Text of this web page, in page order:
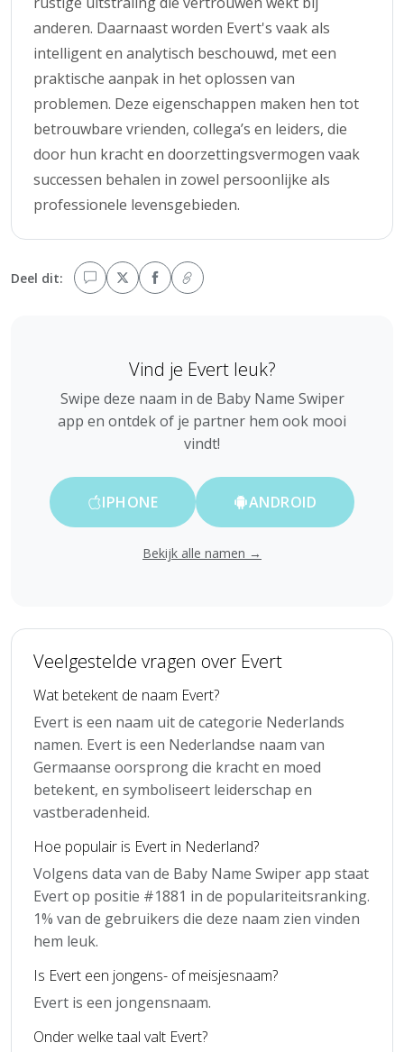
anderen. Daarnaast worden Evert's vaak als
intelligent en analytisch beschouwd, met een
praktische aanpak in het oplossen van
problemen. Deze eigenschappen maken hen tot
betrouwbare vrienden, collega’s en leiders, die
door hun kracht en doorzettingsvermogen vaak
successen behalen in zowel persoonlijke als
professionele levensgebieden.
Deel dit:
Vind je Evert leuk?
Swipe deze naam in de Baby Name Swiper
app en ontdek of je partner hem ook mooi
vindt!
IPHONE ANDROID
Bekijk alle namen →
Veelgestelde vragen over Evert
Wat betekent de naam Evert?
Evert is een naam uit de categorie Nederlands
namen. Evert is een Nederlandse naam van
Germaanse oorsprong die kracht en moed
betekent, en symboliseert leiderschap en
vastberadenheid.
Hoe populair is Evert in Nederland?
Volgens data van de Baby Name Swiper app staat
Evert op positie #1881 in de populariteitsranking.
1% van de gebruikers die deze naam zien vinden
hem leuk.
Is Evert een jongens- of meisjesnaam?
Evert is een jongensnaam.
Onder welke taal valt Evert?